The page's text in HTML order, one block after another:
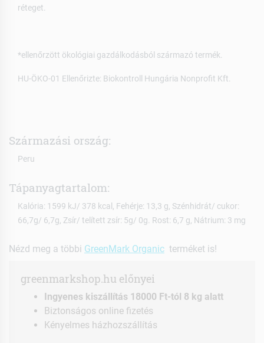
réteget.
*ellenőrzött ökológiai gazdálkodásból származó termék.
HU-ÖKO-01 Ellenőrizte: Biokontroll Hungária Nonprofit Kft.
Származási ország:
Peru
Tápanyagtartalom:
Kalória: 1599 kJ/ 378 kcal, Fehérje: 13,3 g, Szénhidrát/ cukor:
66,7g/ 6,7g, Zsír/ telített zsír: 5g/ 0g. Rost: 6,7 g, Nátrium: 3 mg
Nézd meg a többi GreenMark Organic terméket is!
greenmarkshop.hu előnyei
Ingyenes kiszállítás 18000 Ft-tól 8 kg alatt
Biztonságos online fizetés
Kényelmes házhozszállítás